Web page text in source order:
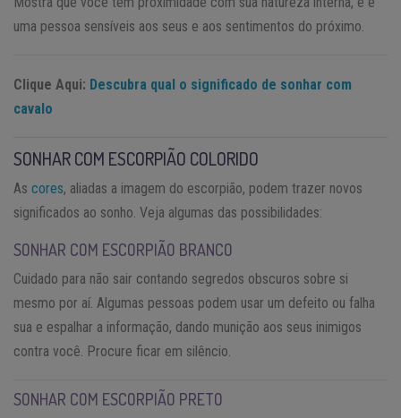
uma pessoa sensíveis aos seus e aos sentimentos do próximo.
Clique Aqui: Descubra qual o significado de sonhar com
cavalo
SONHAR COM ESCORPIÃO COLORIDO
As cores, aliadas a imagem do escorpião, podem trazer novos
significados ao sonho. Veja algumas das possibilidades:
SONHAR COM ESCORPIÃO BRANCO
Cuidado para não sair contando segredos obscuros sobre si
mesmo por aí. Algumas pessoas podem usar um defeito ou falha
sua e espalhar a informação, dando munição aos seus inimigos
contra você. Procure ficar em silêncio.
SONHAR COM ESCORPIÃO PRETO